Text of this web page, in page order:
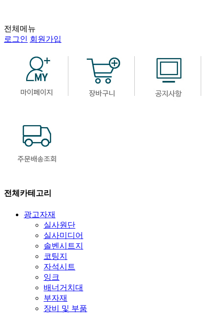
전체메뉴
로그인 회원가입
전체카테고리
광고자재
실사원단
실사미디어
솔벤시트지
코팅지
자석시트
잉크
배너거치대
부자재
장비 및 부품